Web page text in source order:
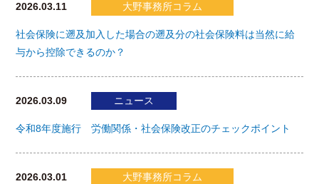
2026.03.11 大野事務所コラム
社会保険に遡及加入した場合の遡及分の社会保険料は当然に給
与から控除できるのか？
2026.03.09 ニュース
令和8年度施行 労働関係・社会保険改正のチェックポイント
2026.03.01 大野事務所コラム